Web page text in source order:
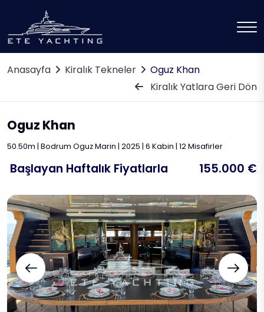
Anasayfa Kiralık Tekneler
Oguz Khan
Kiralık Yatlara Geri Dön
Oguz Khan
50.50m | Bodrum Oguz Marin | 2025 | 6 Kabin | 12 Misafirler
Başlayan Haftalık Fiyatlarla 155.000 €